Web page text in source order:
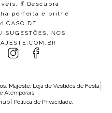
💃 Descubra
perfeita e brilhe
CASO DE
SUGESTÕES, NOS
Majesté: Loja de Vestidos de Festa
Atemporais.
Política de Privacidade.